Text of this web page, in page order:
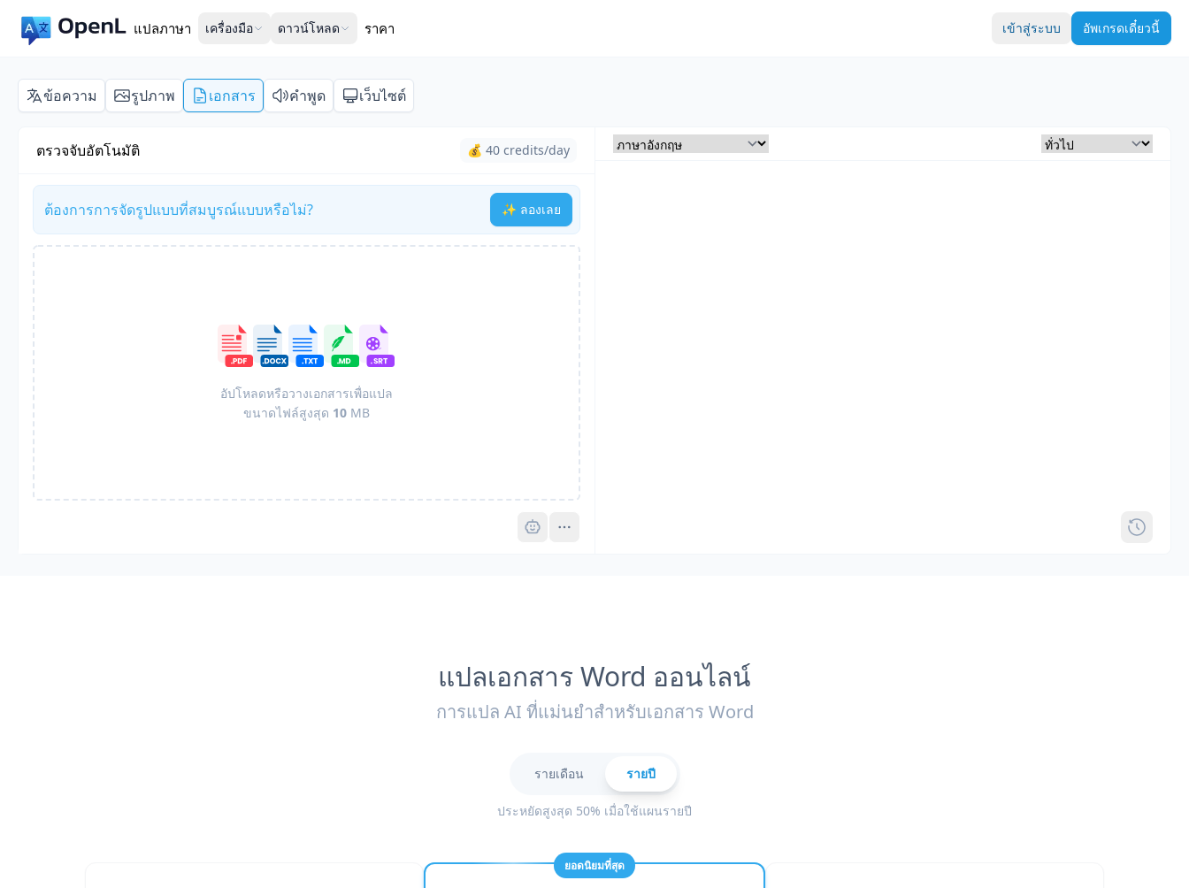
แปลภาษา เครื่องมือ ดาวน์โหลด ราคา เข้าสู่ระบบ อัพเกรดเดี๋ยวนี้
ข้อความ รูปภาพ เอกสาร คำพูด เว็บไซต์
ตรวจจับอัตโนมัติ 💰 40 credits/day
ต้องการการจัดรูปแบบที่สมบูรณ์แบบหรือไม่? ✨ ลองเลย
อัปโหลดหรือวางเอกสารเพื่อแปล
ขนาดไฟล์สูงสุด 10MB
Pro
แปลเอกสาร Word ออนไลน์
การแปล AI ที่แม่นยำสำหรับเอกสาร Word
รายเดือน รายปี
ประหยัดสูงสุด 50% เมื่อใช้แผนรายปี
ยอดนิยมที่สุด